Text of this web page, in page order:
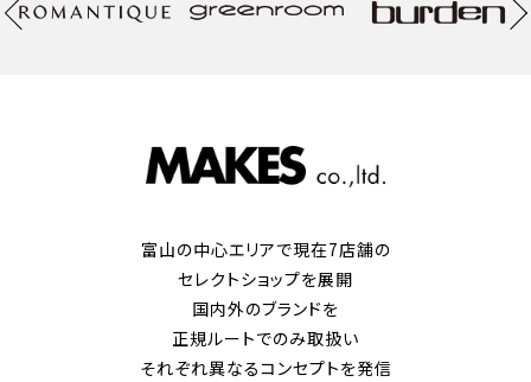
富山の中心エリアで現在7店舗の
セレクトショップを展開
国内外のブランドを
正規ルートでのみ取扱い
それぞれ異なるコンセプトを発信